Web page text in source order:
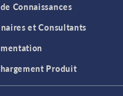
Connaissances
et Consultants
Produit